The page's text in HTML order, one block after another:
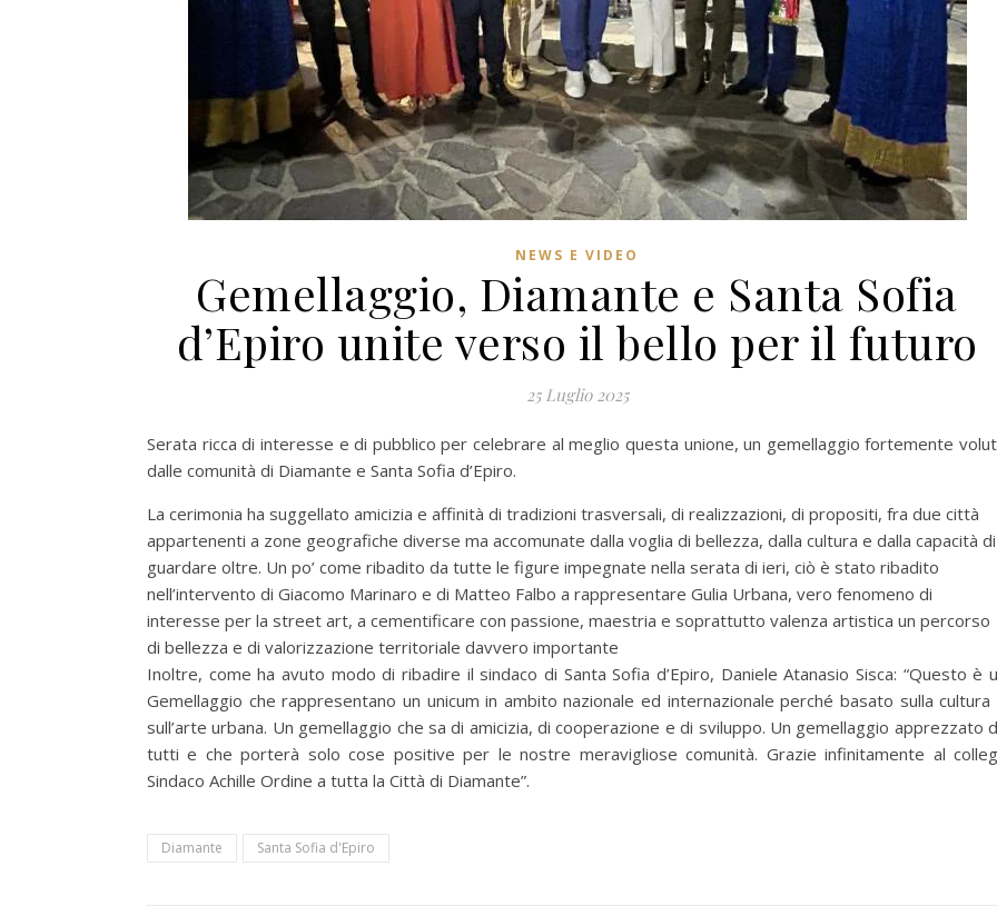
NEWS E VIDEO
Gemellaggio, Diamante e Santa Sofia
d’Epiro unite verso il bello per il futuro
25 Luglio 2025
Serata ricca di interesse e di pubblico per celebrare al meglio questa unione, un gemellaggio fortemente
dalle comunità di Diamante e Santa Sofia d’Epiro.
La cerimonia ha suggellato amicizia e affinità di tradizioni trasversali, di realizzazioni, di propositi, fra due città
appartenenti a zone geografiche diverse ma accomunate dalla voglia di bellezza, dalla cultura e dalla capacità di
guardare oltre. Un po’ come ribadito da tutte le figure impegnate nella serata di ieri, ciò è stato ribadito
nell’intervento di Giacomo Marinaro e di Matteo Falbo a rappresentare Gulia Urbana, vero fenomeno di
interesse per la street art, a cementificare con passione, maestria e soprattutto valenza artistica un percorso
di bellezza e di valorizzazione territoriale davvero importante
Inoltre, come ha avuto modo di ribadire il sindaco di Santa Sofia d’Epiro, Daniele Atanasio Sisca: “Questo è
Gemellaggio che rappresentano un unicum in ambito nazionale ed internazionale perché basato sulla cultura
sull’arte urbana. Un gemellaggio che sa di amicizia, di cooperazione e di sviluppo. Un gemellaggio apprezzato
tutti e che porterà solo cose positive per le nostre meravigliose comunità. Grazie infinitamente al
Sindaco Achille Ordine a tutta la Città di Diamante”.
Diamante Santa Sofia d'Epiro